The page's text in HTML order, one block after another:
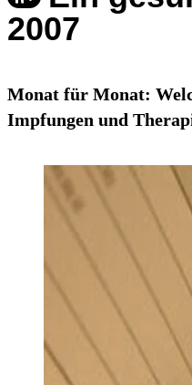
2007
Monat für Monat:
Impfungen und